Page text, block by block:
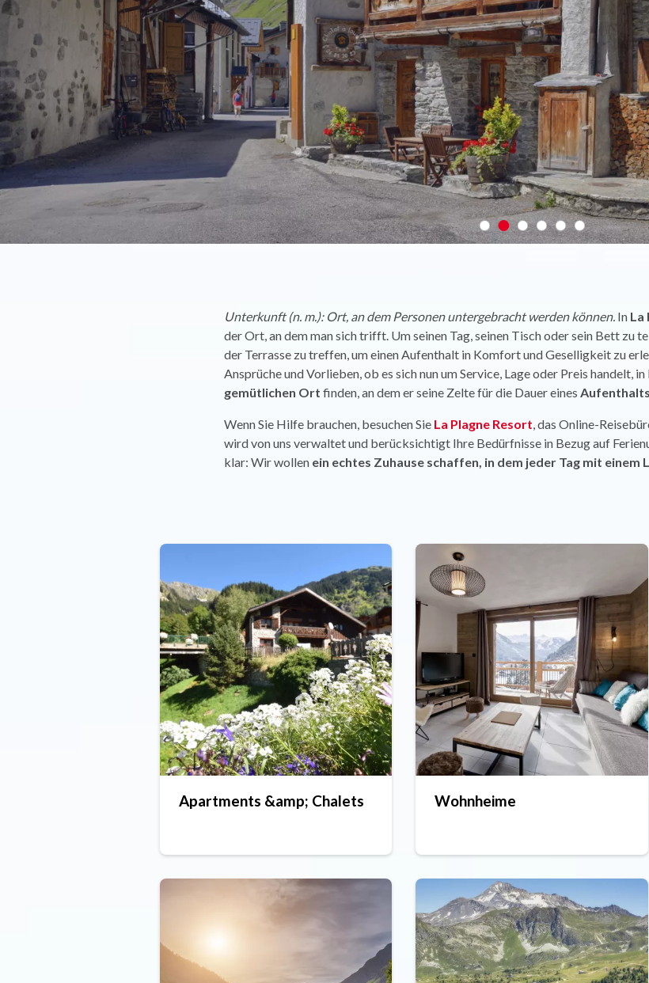
Unterkunft (n. m.): Ort, an dem Personen untergebracht werden können.In La
der Ort, an dem man sich trifft. Um seinen Tag, seinen Tisch oder sein Bett zu
der Terrasse zu treffen, um einen Aufenthalt in Komfort und Geselligkeit zu
Ansprüche und Vorlieben, ob es sich nun um Service, Lage oder Preis handelt,
gemütlichen Ort finden, an dem er seine Zelte für die Dauer eines
Wenn Sie Hilfe brauchen, besuchen Sie La Plagne Resort, das Online-
wird von uns verwaltet und berücksichtigt Ihre Bedürfnisse in Bezug auf
klar: Wir wollen ein echtes Zuhause schaffen, in dem jeder Tag mit einem
Apartments &amp; Chalets Wohnheime